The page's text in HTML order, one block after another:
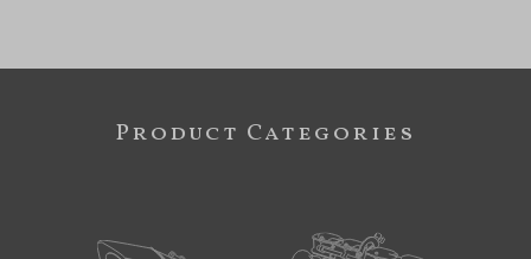
Product Categories